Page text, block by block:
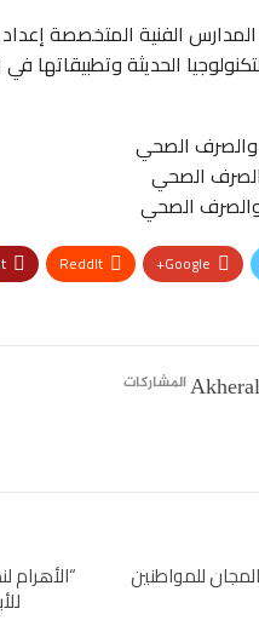
الفنية المتخصصة
الحديثة وتطبيقاتها
Google+
ReddIt
للمواطنين “الأهرام